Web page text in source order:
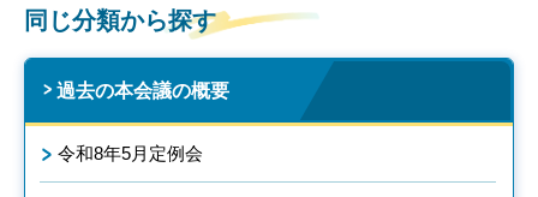
同じ分類から探す
過去の本会議の概要
令和8年5月定例会